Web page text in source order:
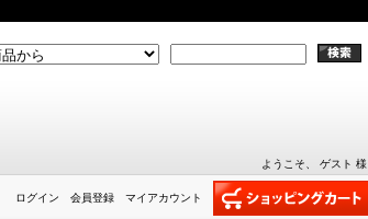
ようこそ、 ゲスト 様
マイアカウント
会員登録
ログイン